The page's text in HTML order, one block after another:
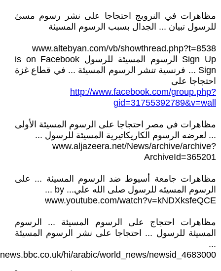
مظاهرات في النرويج احتجاجا على نشر رسوم مسئ
للرسول تبيان ... الجدال بسبب الرسوم المسيئة
www.altebyan.com/vb/showthread.php?t=8538
Sign Up الرسوم المسيئة للرسول is on Facebook
Sign ... فرنسية تنشر الرسوم المسيئة ... في قطاع غزة
احتجاجا على
http://www.facebook.com/group.php?
gid=31755392789&v=wall
مظاهرات في مصر احتجاجا على الرسوم المسيئة الأولى
... لعرضه الرسوم الكاريكاتيرية المسيئة للرسول ...
www.aljazeera.net/News/archive/archive?
ArchiveId=365201
مظاهرات جامعة أسيوط ضد الرسوم المسيئة ... على
الرسوم المسيئه للرسول صلى الله علي... by ...
www.youtube.com/watch?v=kNDXksfeQCE
مظاهرات احتجاج على الرسوم المسيئة ... الرسوم
المسيئة للرسول ... احتجاجا على نشر الرسوم المسيئة
...
news.bbc.co.uk/hi/arabic/world_news/newsid_4683000/...